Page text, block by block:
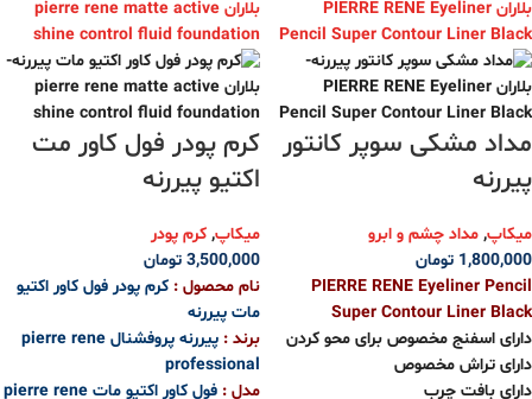
مداد مشکی سوپر کانتور
پیررنه
میکاپ, مداد چشم و ابرو
1,800,000 تومان
PIERRE RENE Eyeliner Pencil
Super Contour Liner Black
دارای اسفنج مخصوص برای محو کردن
دارای تراش مخصوص
دارای بافت چرب
کرم پودر فول کاور مت
اکتیو پیررنه
میکاپ, کرم پودر
3,500,000 تومان
نام محصول : کرم پودر فول کاور اکتیو
مات پیررنه
برند :
پیررنه پروفشنال pierre rene
professional
مدل :
فول کاور اکتیو مات pierre rene